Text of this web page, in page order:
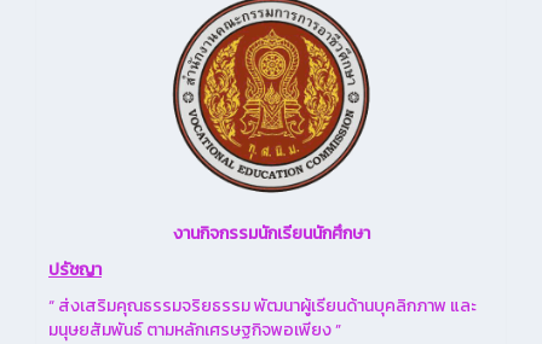
งานกิจกรรมนักเรียนนักศึกษา
ปรัชญา
“ ส่งเสริมคุณธรรมจริยธรรม พัฒนาผู้เรียนด้านบุคลิกภาพ และ
มนุษยสัมพันธ์ ตามหลักเศรษฐกิจพอเพียง ”